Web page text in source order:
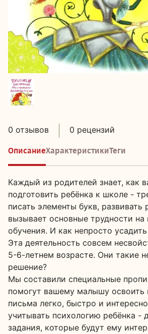
0 отзывов 0 рецензий
ОписаниеХарактеристикиТеги
Каждый из родителей знает, как
подготовить ребёнка к школе -
писать элементы букв, развивать
вызывает основные трудности на
обучения. И как непросто
Эта деятельность совсем
5-6-летнем возрасте. Они такие
решение?
Мы составили специальные
помогут вашему малышу освоить
письма легко, быстро и
учитывать психологию ребёнка -
задания, которые будут ему